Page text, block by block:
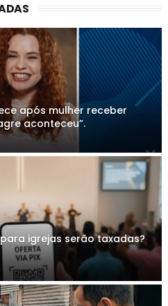
após mulher receber
aconteceu”.
igrejas serão taxadas?